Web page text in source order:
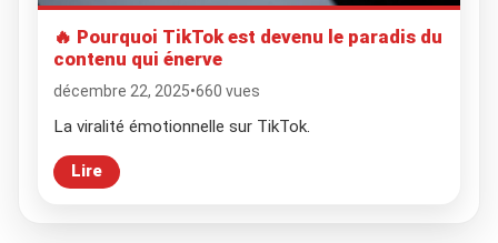
🔥 Pourquoi TikTok est devenu le paradis du
contenu qui énerve
décembre 22, 2025•660 vues
La viralité émotionnelle sur TikTok.
Lire